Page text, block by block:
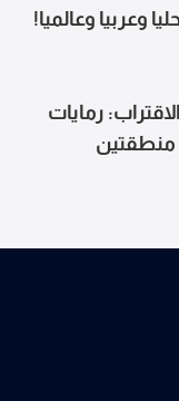
من 2026 محليا وعربيا وعالميا!
رمايات
منطقتين